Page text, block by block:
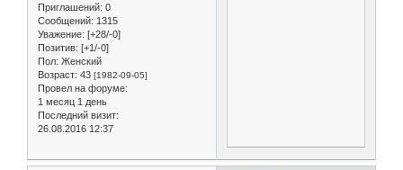
Приглашений: 0
Сообщений: 1315
Уважение: [+28/-0]
Позитив: [+1/-0]
Пол: Женский
Возраст: 43 [1982-09-05]
Провел на форуме:
1 месяц 1 день
Последний визит:
26.08.2016 12:37